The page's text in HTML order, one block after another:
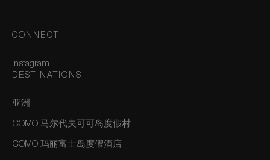
CONNECT
Instagram
DESTINATIONS
亚洲
COMO 马尔代夫可可岛度假村
COMO 玛丽富士岛度假酒店